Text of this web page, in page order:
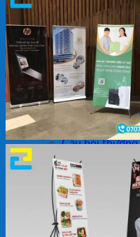
Backdrop
In Tem Nhãn
In Decal
Tin tức
Tin Tức In Kỹ
Tin Tức In UV
Tin tức công ty
Tuyển dụng
Câu hỏi
Liên hệ
Tìm
kiếm:
Giỏ hàng /